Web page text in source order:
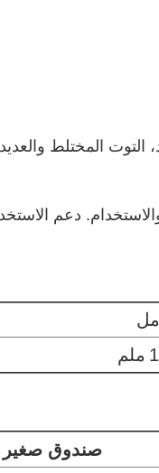
التوت المختلط
دعم
ملم
صندوق صغير